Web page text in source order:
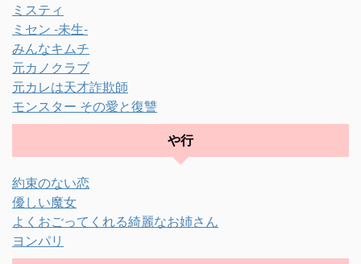
ミスティ
ミセン -未生-
みんなキムチ
元カノクラブ
元カレは天才詐欺師
モンスター その愛と復讐
や行
約束のない恋
優しい魔女
よくおごってくれる綺麗なお姉さん
ヨンパリ